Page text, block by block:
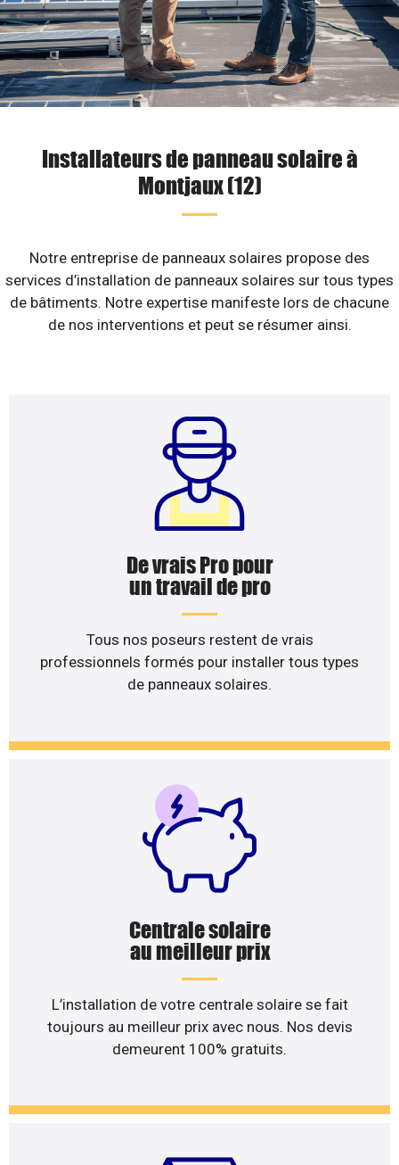
Installateurs de panneau solaire à
Montjaux (12)
Notre entreprise de panneaux solaires propose des
services d’installation de panneaux solaires sur tous types
de bâtiments. Notre expertise manifeste lors de chacune
de nos interventions et peut se résumer ainsi.
De vrais Pro pour
un travail de pro
Tous nos poseurs restent de vrais
professionnels formés pour installer tous types
de panneaux solaires.
Centrale solaire
au meilleur prix
L’installation de votre centrale solaire se fait
toujours au meilleur prix avec nous. Nos devis
demeurent 100% gratuits.